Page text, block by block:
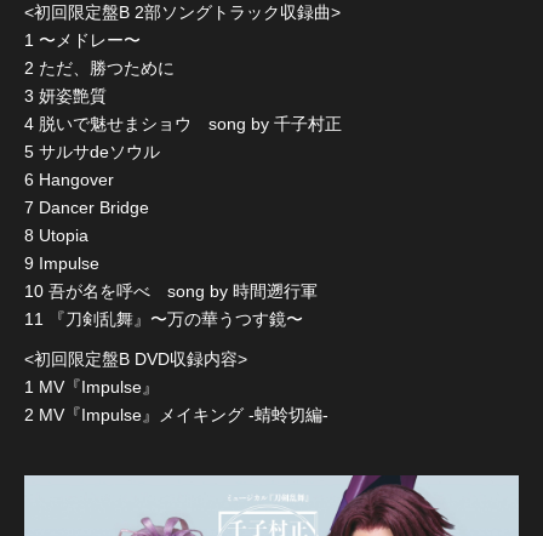
<初回限定盤B 2部ソングトラック収録曲>
1 〜メドレー〜
2 ただ、勝つために
3 妍姿艶質
4 脱いで魅せまショウ song by 千子村正
5 サルサdeソウル
6 Hangover
7 Dancer Bridge
8 Utopia
9 Impulse
10 吾が名を呼べ song by 時間遡行軍
11 『刀剣乱舞』〜万の華うつす鏡〜
<初回限定盤B DVD収録内容>
1 MV『Impulse』
2 MV『Impulse』メイキング -蜻蛉切編-